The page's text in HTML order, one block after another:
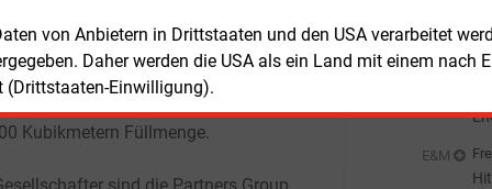
von Anbietern in Drittstaaten und den USA verarbeitet
Daher werden die USA als ein Land mit einem nach
(Drittstaaten-Einwilligung).
13,3 Milliarden Kubikmeter pro Jahr
Ausspeiseleistung 21,7 Millionen
Geplant ist unter anderem der Bau von
Kubikmetern Füllmenge.
E&M
E&M